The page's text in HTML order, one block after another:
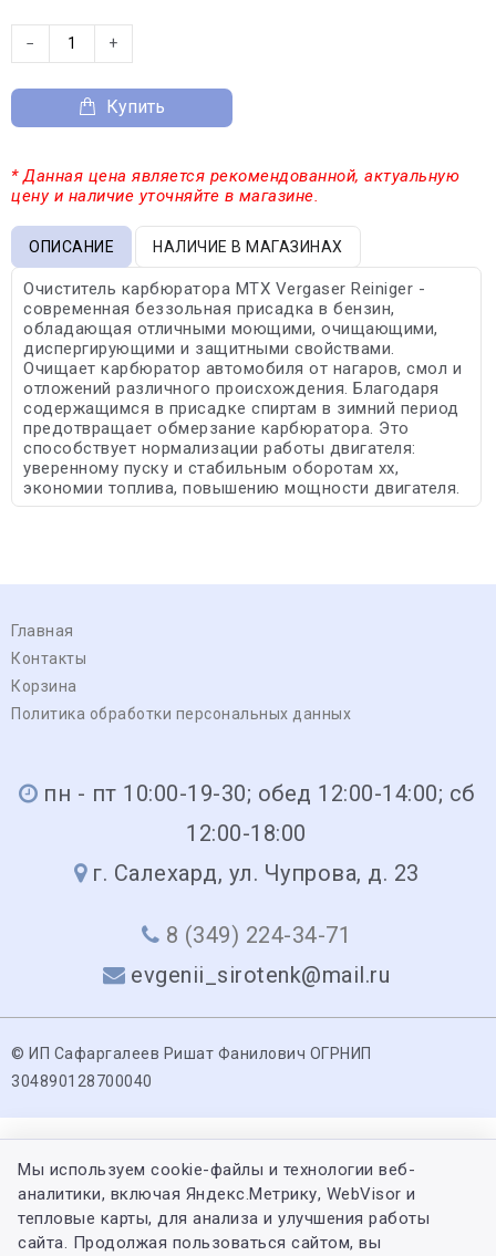
− +
Купить
* Данная цена является рекомендованной, актуальную
цену и наличие уточняйте в магазине.
ОПИСАНИЕ НАЛИЧИЕ В МАГАЗИНАХ
Очиститель карбюратора MTX Vergaser Reiniger -
современная беззольная присадка в бензин,
обладающая отличными моющими, очищающими,
диспергирующими и защитными свойствами.
Очищает карбюратор автомобиля от нагаров, смол и
отложений различного происхождения. Благодаря
содержащимся в присадке спиртам в зимний период
предотвращает обмерзание карбюратора. Это
способствует нормализации работы двигателя:
уверенному пуску и стабильным оборотам хх,
экономии топлива, повышению мощности двигателя.
Главная
Контакты
Корзина
Политика обработки персональных данных
пн - пт 10:00-19-30; обед 12:00-14:00; сб
12:00-18:00
г. Салехард, ул. Чупрова, д. 23
8 (349) 224-34-71
evgenii_sirotenk@mail.ru
© ИП Сафаргалеев Ришат Фанилович ОГРНИП
304890128700040
Мы используем cookie-файлы и технологии веб-
аналитики, включая Яндекс.Метрику, WebVisor и
тепловые карты, для анализа и улучшения работы
сайта. Продолжая пользоваться сайтом, вы